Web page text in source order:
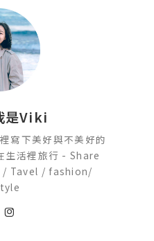
是Viki
寫下美好與不美好的
生活裡旅行 - Share
Tavel / fashion/